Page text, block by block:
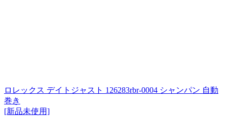
ロレックス デイトジャスト 126283rbr-0004 シャンパン 自動
巻き
[新品未使用]